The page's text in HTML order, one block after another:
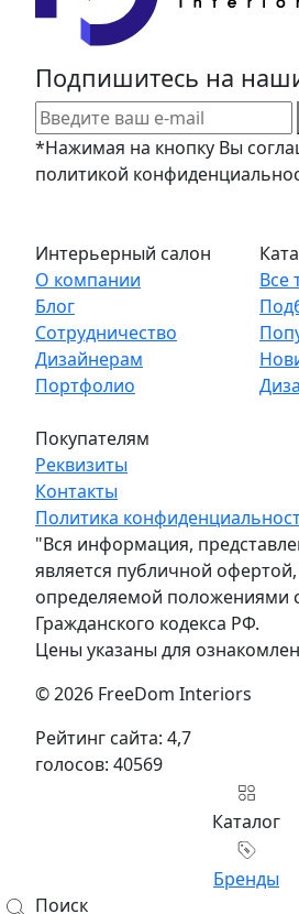
Интерьерный салон
О компании
Блог
Сотрудничество
Дизайнерам
Портфолио
Все
Покупателям
Реквизиты
Контакты
Подпишитесь на
*Нажимая на кнопку Вы
политикой
Политика
"Вся информация,
является публичной офертой,
определяемой положениями
Гражданского кодекса РФ.
Цены указаны для
© 2026 FreeDom Interiors
Рейтинг сайта: 4,7
голосов: 40569
Каталог
Бренды
Поиск